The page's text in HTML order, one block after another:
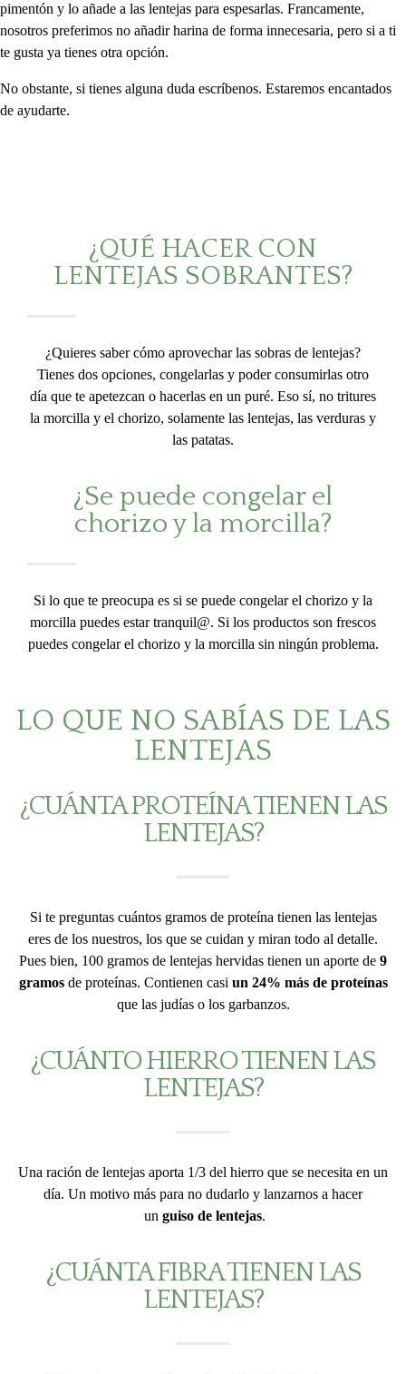
pimentón y lo añade a las lentejas para espesarlas. Francamente,
nosotros preferimos no añadir harina de forma innecesaria, pero si a ti
te gusta ya tienes otra opción.
No obstante, si tienes alguna duda escríbenos. Estaremos encantados
de ayudarte.
¿QUÉ HACER CON
LENTEJAS SOBRANTES?
¿Quieres saber cómo aprovechar las sobras de lentejas?
Tienes dos opciones, congelarlas y poder consumirlas otro
día que te apetezcan o hacerlas en un puré. Eso sí, no tritures
la morcilla y el chorizo, solamente las lentejas, las verduras y
las patatas.
¿Se puede congelar el
chorizo y la morcilla?
Si lo que te preocupa es si se puede congelar el chorizo y la
morcilla puedes estar tranquil@. Si los productos son frescos
puedes congelar el chorizo y la morcilla sin ningún problema.
LO QUE NO SABÍAS DE LAS
LENTEJAS
¿CUÁNTA PROTEÍNA TIENEN LAS
LENTEJAS?
Si te preguntas cuántos gramos de proteína tienen las lentejas
eres de los nuestros, los que se cuidan y miran todo al detalle.
Pues bien, 100 gramos de lentejas hervidas tienen un aporte de 9
gramosde proteínas. Contienen casi un 24% más de proteínas
que las judías o los garbanzos.
¿CUÁNTO HIERRO TIENEN LAS
LENTEJAS?
Una ración de lentejas aporta 1/3 del hierro que se necesita en un
día. Un motivo más para no dudarlo y lanzarnos a hacer
un guiso de lentejas.
¿CUÁNTA FIBRA TIENEN LAS
LENTEJAS?